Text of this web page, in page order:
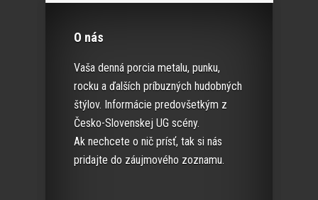
O nás
Vaša denná porcia metalu, punku,
rocku a ďalších príbuzných hudobných
štýlov. Informácie predovšetkým z
Česko-Slovenskej UG scény.
Ak nechcete o nič prísť, tak si nás
pridajte do záujmového zoznamu.